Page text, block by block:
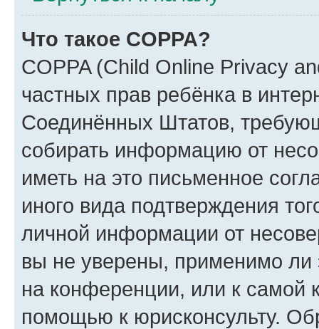
Что такое COPPA?
COPPA (Child Online Privacy
частных прав ребёнка в
Соединённых Штатов,
собирать информацию от
иметь на это письменное
иного вида подтверждения
личной информации от
вы не уверены, применимо ли
на конференции, или к самой
помощью к юрисконсульту.